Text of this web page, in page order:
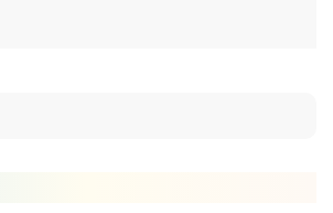
этого врача.